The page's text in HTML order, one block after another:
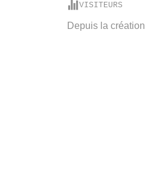
VISITEURS
Depuis la création